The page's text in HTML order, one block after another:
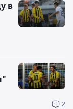
в
2